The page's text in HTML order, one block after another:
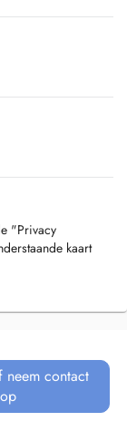
"Privacy
kaart
neem contact